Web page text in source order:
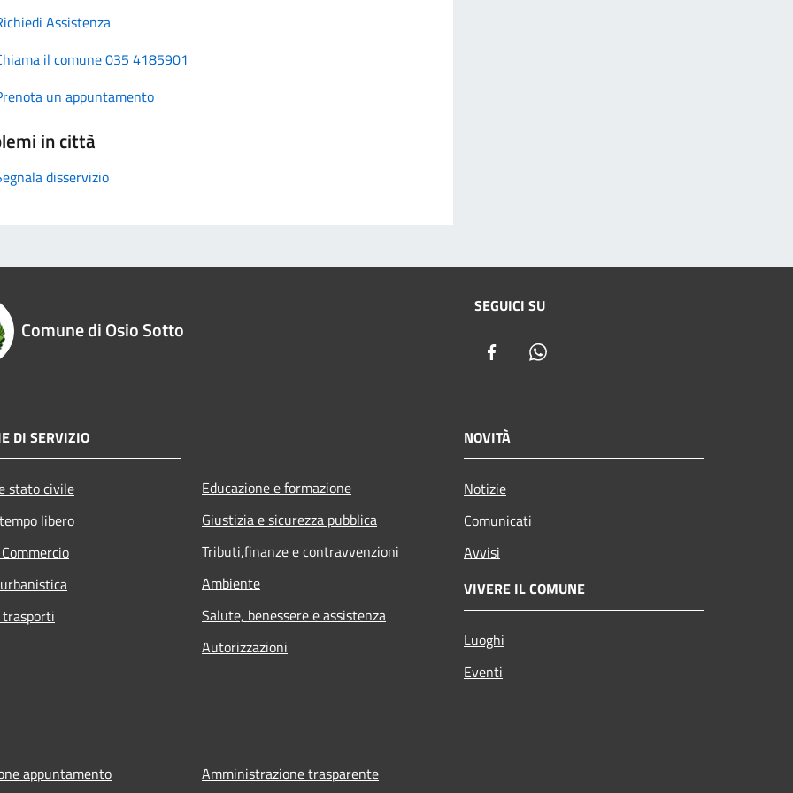
Assistenza
il comune 035 4185901
un appuntamento
in città
disservizio
Comune di Osio Sotto
SEGUICI SU
Facebook
DI SERVIZIO
stato civile
libero
Educazione e formazione
Giustizia e sicurezza pubblica
Tributi,finanze e contravvenzioni
Ambiente
Salute, benessere e assistenza
Autorizzazioni
NOVITÀ
Notizie
Comunicati
Avvisi
VIVERE IL COMUNE
Luoghi
Eventi
appuntamento Amministrazione trasparente